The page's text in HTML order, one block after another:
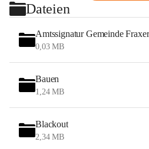
Dateien
Amtssignatur Gemeinde
0,03 MB
Bauen
1,24 MB
Blackout
2,34 MB